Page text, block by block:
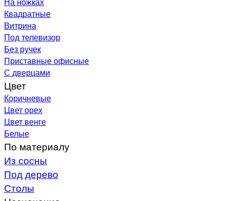
Квадратные
Витрина
Под телевизор
Без ручек
Приставные офисные
С дверцами
Цвет
Коричневые
Цвет орех
Цвет венге
Белые
По материалу
Из сосны
Под дерево
Столы